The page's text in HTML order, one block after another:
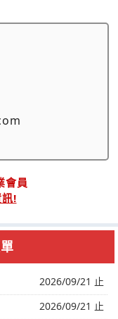
會員
!
2026/09/21 止
2026/09/21 止